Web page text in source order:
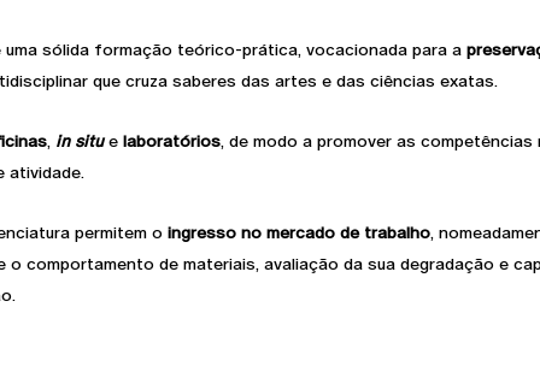
sólida formação teórico-prática, vocacionada para a
que cruza saberes das artes e das ciências exatas.
, in situe laboratórios, de modo a promover as competências
atividade.
permitem o ingresso no mercado de trabalho,
comportamento de materiais, avaliação da sua degradação e